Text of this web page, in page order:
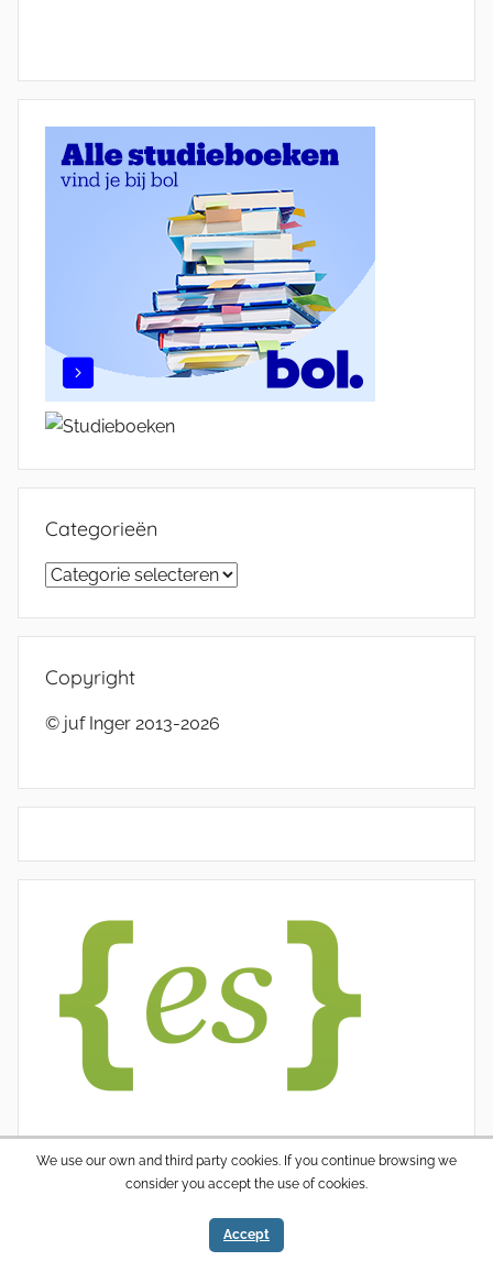
Categorieën
Categorieën
Copyright
© juf Inger 2013-2026
We use our own and third party cookies. If you continue browsing we
consider you accept the use of cookies.
Accept